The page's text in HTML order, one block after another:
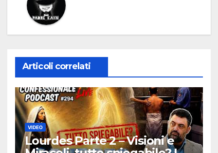
Articoli correlati
VIDEO
Lourdes Parte 2 – Visioni e